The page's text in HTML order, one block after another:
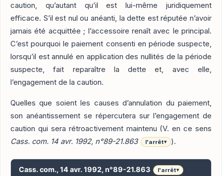
caution, qu’autant qu’il est lui-même juridiquement
efficace. S’il est nul ou anéanti, la dette est réputée n’avoir
jamais été acquittée ; l’accessoire renaît avec le principal.
C’est pourquoi le paiement consenti en période suspecte,
lorsqu’il est annulé en application des nullités de la période
suspecte, fait reparaître la dette et, avec elle,
l’engagement de la caution.
Quelles que soient les causes d’annulation du paiement,
son anéantissement se répercutera sur l’engagement de
caution qui sera rétroactivement maintenu (V. en ce sens
Cass. com. 14 avr. 1992, n°89-21.863
l'arrêt▾ ).
Cass. com., 14 avr. 1992, n°89-21.863 l'arrêt▾